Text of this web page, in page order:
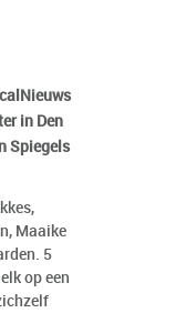
in Den
Spiegels
Maaike
5
op een